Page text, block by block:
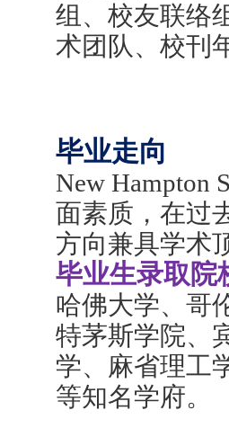
组、校友联络
术团队、校刊
毕业走向
New Hampton
面素质，在过
方向兼具学术
毕业生录取院
哈佛大学、哥
特茅斯学院、
学、麻省理工
等知名学府。